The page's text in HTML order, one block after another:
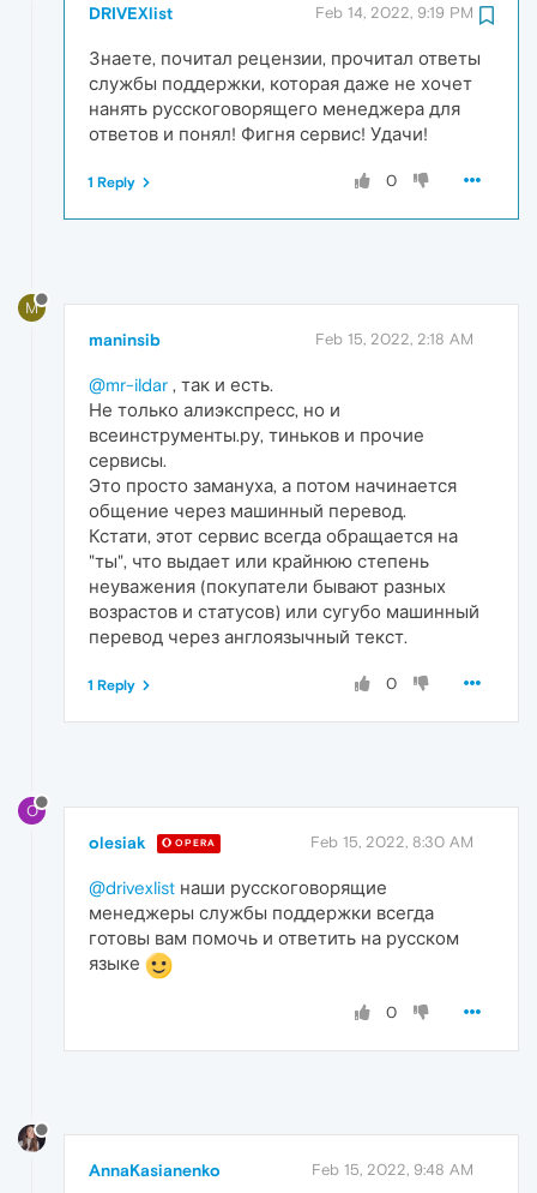
DRIVEXlist Feb 14, 2022, 9:19 PM
Знаете, почитал рецензии, прочитал ответы
службы поддержки, которая даже не хочет
нанять русскоговорящего менеджера для
ответов и понял! Фигня сервис! Удачи!
0
1 Reply
M
maninsib Feb 15, 2022, 2:18 AM
@mr-ildar , так и есть.
Не только алиэкспресс, но и
всеинструменты.ру, тиньков и прочие
сервисы.
Это просто замануха, а потом начинается
общение через машинный перевод.
Кстати, этот сервис всегда обращается на
"ты", что выдает или крайнюю степень
неуважения (покупатели бывают разных
возрастов и статусов) или сугубо машинный
перевод через англоязычный текст.
0
1 Reply
O
olesiak OPERA Feb 15, 2022, 8:30 AM
@drivexlist наши русскоговорящие
менеджеры службы поддержки всегда
готовы вам помочь и ответить на русском
языке
0
AnnaKasianenko Feb 15, 2022, 9:48 AM